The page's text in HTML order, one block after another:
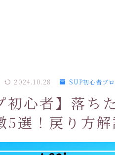
2024.10.28 SUP初心者ブ
初心者】落ち
5選！戻り方解